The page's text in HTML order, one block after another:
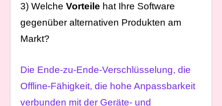
3) Welche Vorteile hat Ihre Software
gegenüber alternativen Produkten am
Markt?
Die Ende-zu-Ende-Verschlüsselung, die
Offline-Fähigkeit, die hohe Anpassbarkeit
verbunden mit der Geräte- und